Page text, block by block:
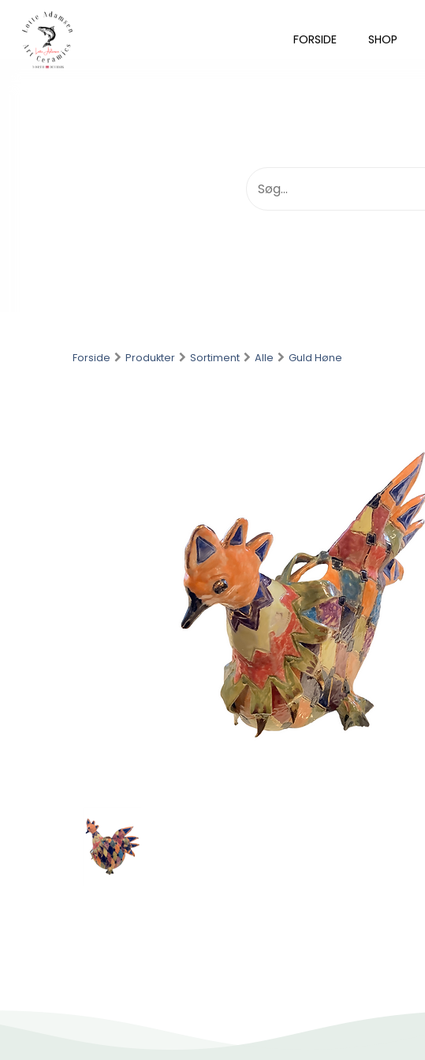
FORSIDE SHOP
Forside Produkter Sortiment Alle Guld Høne